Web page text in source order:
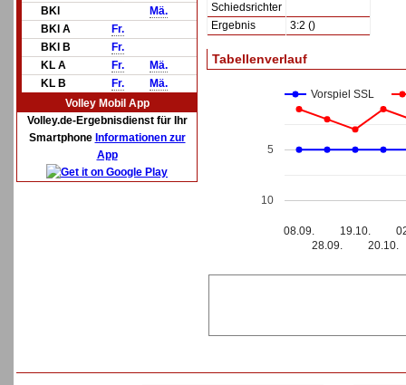
BKl
Mä.
BKl A
Fr.
BKl B
Fr.
KL A
Fr.
Mä.
KL B
Fr.
Mä.
Volley Mobil App
Volley.de-Ergebnisdienst für Ihr
Smartphone Informationen zur
App
Schiedsrichter
Ergebnis
3:2 ()
Tabellenverlauf
Vorspiel SSL
08.09.
28.09.
19.10.
20.10.
5
10